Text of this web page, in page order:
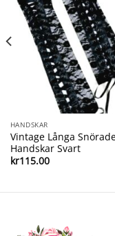
HANDSKAR
Vintage Långa
Handskar Svart
kr115.00